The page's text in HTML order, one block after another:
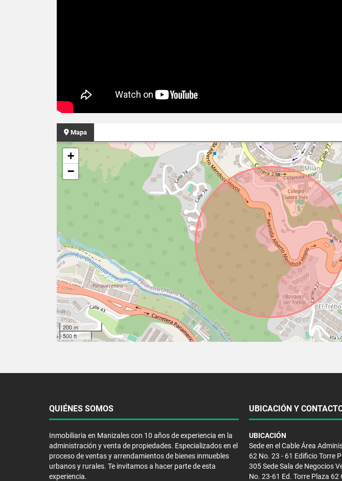
Mapa
+
−
200 m
500 ft
QUIÉNES SOMOS
Inmobiliaria en Manizales con 10 años de experiencia en la
administración y venta de propiedades. Especializados en el
proceso de ventas y arrendamientos de bienes inmuebles
urbanos y rurales. Te invitamos a hacer parte de esta
experiencia.
UBICACIÓN Y
UBICACIÓN
Sede en el Cable Área
62 No. 23 - 61 Edificio Torre
305 Sede Sala de Negocios
No. 23-61 Ed. Torre Plaza 62